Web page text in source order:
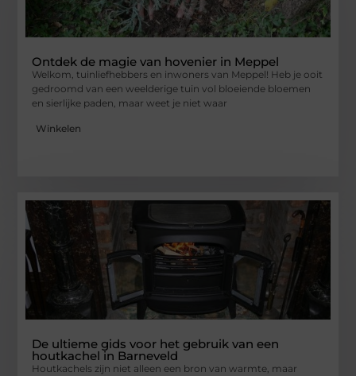
Ontdek de magie van hovenier in Meppel
Welkom, tuinliefhebbers en inwoners van Meppel! Heb je ooit
gedroomd van een weelderige tuin vol bloeiende bloemen
en sierlijke paden, maar weet je niet waar
Winkelen
De ultieme gids voor het gebruik van een
houtkachel in Barneveld
Houtkachels zijn niet alleen een bron van warmte, maar